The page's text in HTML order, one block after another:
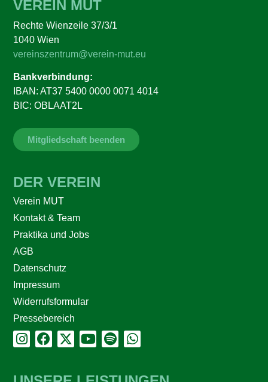
VEREIN MUT
Rechte Wienzeile 37/3/1
1040 Wien
vereinszentrum@verein-mut.eu
Bankverbindung:
IBAN: AT37 5400 0000 0071 4014
BIC: OBLAAT2L
Mitgliedschaft beenden
DER VEREIN
Verein MUT
Kontakt & Team
Praktika und Jobs
AGB
Datenschutz
Impressum
Widerrufsformular
Pressebereich